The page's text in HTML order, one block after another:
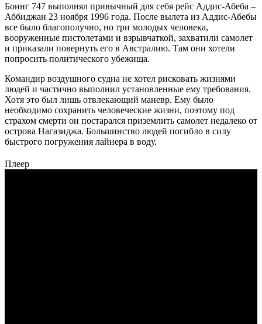
Боинг 747 выполнял привычный для себя рейс Аддис-Абеба –
Аббиджан 23 ноября 1996 года. После вылета из Аддис-Абебы
все было благополучно, но три молодых человека,
вооруженные пистолетами и взрывчаткой, захватили самолет
и приказали повернуть его в Австралию. Там они хотели
попросить политического убежища.
Командир воздушного судна не хотел рисковать жизнями
людей и частично выполнил установленные ему требования.
Хотя это был лишь отвлекающий маневр. Ему было
необходимо сохранить человеческие жизни, поэтому под
страхом смерти он постарался приземлить самолет недалеко от
острова Нагазиджа. Большинство людей погибло в силу
быстрого погружения лайнера в воду.
Плеер